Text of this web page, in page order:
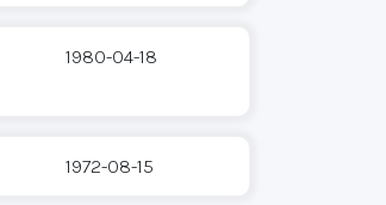
1980-04-18
1972-08-15